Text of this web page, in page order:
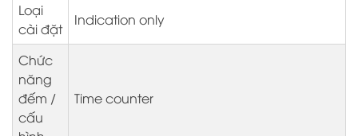
Loại
cài đặt
Indication only
Chức
năng
đếm /
cấu
Time counter